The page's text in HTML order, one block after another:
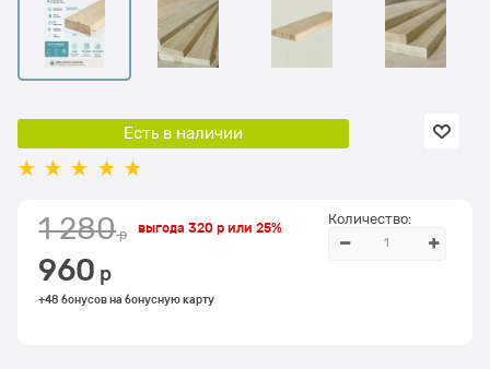
Есть в наличии
1 280 р
960 р
выгода 320 рили 25%
+48 бонусов на бонусную карту
Количество: